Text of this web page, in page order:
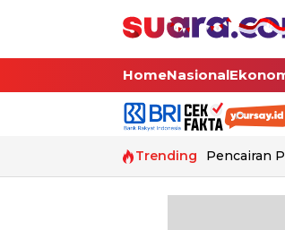
HomeNasional
Trending Pencairan